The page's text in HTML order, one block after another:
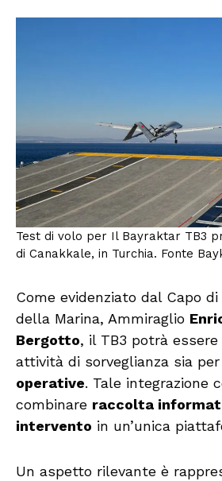
Test di volo per Il Bayraktar TB3
di Canakkale, in Turchia. Fonte
Come evidenziato dal Capo
della Marina, Ammiraglio
Bergotto, il TB3 potrà
attività di sorveglianza sia per
operative. Tale integrazione
combinare raccolta
intervento in un’unica
Un aspetto rilevante è